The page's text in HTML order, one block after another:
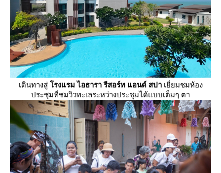
เดินทางสู่ รงแรม ไอธารา รีสอร์ท แอนด์ สปาเยี่ยมชมห้อง
ประชุมที่ชมวิวทะเลระหว่างประชุมได้แบบเต็มๆ ตา